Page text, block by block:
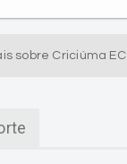
sobre Criciúma EC